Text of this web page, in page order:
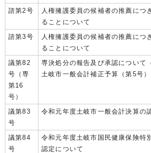
諮第2号
人権擁護委員の候補者の推薦につ
ることについて
諮第3号
人権擁護委員の候補者の推薦につ
ることについて
議第82
号（専
第16
号）
専決処分の報告及び承認について
土岐市一般会計補正予算（第5号）
議第83
号
令和元年度土岐市一般会計決算の
議第84
号
令和元年度土岐市国民健康保険特
認定について